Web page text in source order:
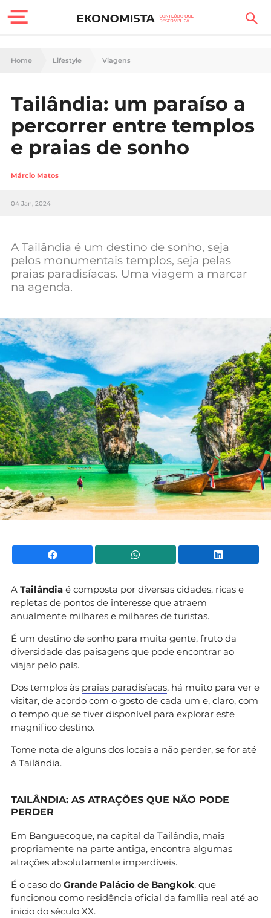
Finanças Pessoais
Carreira
Casa
Lifestyle
Sociedade
Negócios
Mundial 2026
Home Lifestyle Viagens
Tailândia: um paraíso a
percorrer entre templos
e praias de sonho
Márcio Matos
04 Jan, 2024
A Tailândia é um destino de sonho, seja
pelos monumentais templos, seja pelas
praias paradisíacas. Uma viagem a marcar
na agenda.
Facebook WhatsApp
A Tailândia é composta por diversas cidades, ricas e
repletas de pontos de interesse que atraem
anualmente milhares e milhares de turistas.
É um destino de sonho para muita gente, fruto da
diversidade das paisagens que pode encontrar ao
viajar pelo país.
Dos templos às praias paradisíacas, há muito para ver e
visitar, de acordo com o gosto de cada um e, claro, com
o tempo que se tiver disponível para explorar este
magnífico destino.
Tome nota de alguns dos locais a não perder, se for até
à Tailândia.
TAILÂNDIA: AS ATRAÇÕES QUE NÃO PODE
PERDER
Em Banguecoque, na capital da Tailândia, mais
propriamente na parte antiga, encontra algumas
atrações absolutamente imperdíveis.
É o caso do Grande Palácio de Bangkok, que
funcionou como residência oficial da família real até ao
inicio do século XX.